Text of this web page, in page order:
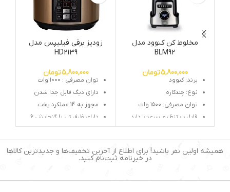
مخلوط کن کنوود مدل
BLM92
5,800,000تومان
برند: کنوود
نوع: چندکاره
توان مصرفی: ۱۵۰۰ وات
قابلیت تنظیم سرعت: دارد
ظرفیت (لیتر): ۲-۳ لیتر
یخ خردکن: دارد
عملکرد لحظه‌ای (Pulse): دارد
دارد
زودپز برقی فیلیپس مدل
HD2139
5,800,000تومان
توان مصرفی : 1000 وات
دارای دیگ قابل جدا شدن
مجهز به 14 عملکرد پخت
دارای ظرفیتی با گنجایش 6
دارای صفحه نمایش بزرگ
دیجیتالی LCD
روکش نچسب تفلون
همیشه اولین نفر باشید! برای اطلاع از آخرین تخفیف‌ها و جدیدترین کالاها
در خبرنامه ثبت‌نام کنید.